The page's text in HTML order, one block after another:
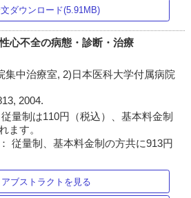
ダウンロード(5.91MB)
心不全の病態・診断・治療
集中治療室, 2)日本医科大学付属病院
2004.
量制は110円（税込）、基本料金制
ます。
従量制、基本料金制の方共に913円
アブストラクトを見る